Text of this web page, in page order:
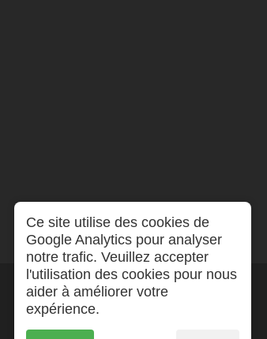
Ce site utilise des cookies de
Google Analytics pour analyser
notre trafic. Veuillez accepter
l'utilisation des cookies pour nous
aider à améliorer votre
expérience.